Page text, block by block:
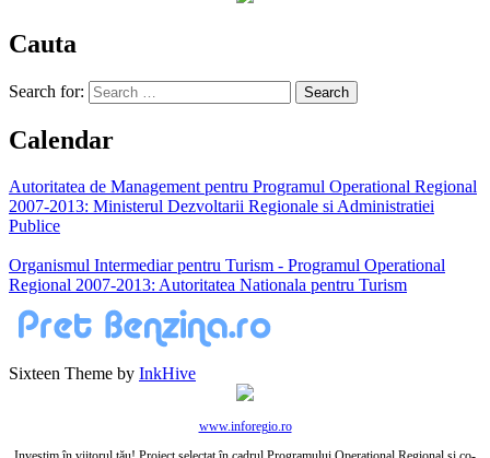
Cauta
Search for:
Calendar
Autoritatea de Management pentru Programul Operational Regional
2007-2013: Ministerul Dezvoltarii Regionale si Administratiei
Publice
Organismul Intermediar pentru Turism - Programul Operational
Regional 2007-2013: Autoritatea Nationala pentru Turism
Sixteen Theme by InkHive
www.inforegio.ro